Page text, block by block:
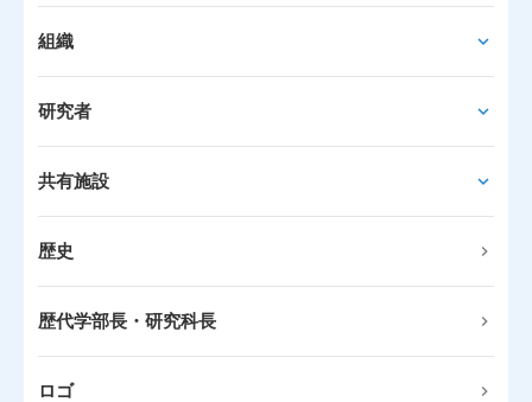
組織
研究者
共有施設
歴史
歴代学部長・研究科長
ロゴ